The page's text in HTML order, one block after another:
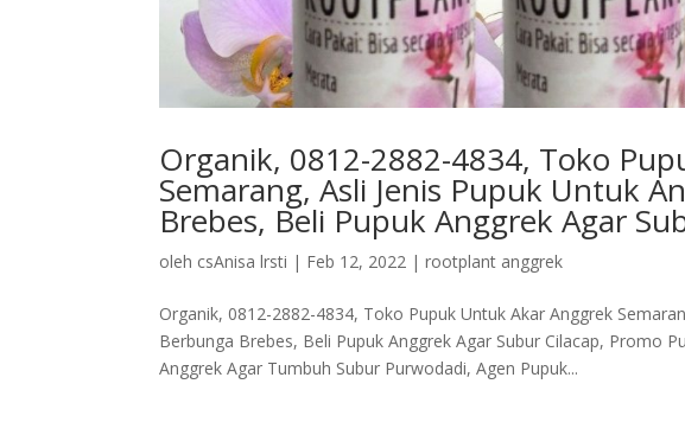
Organik, 0812-2882-4834, Toko
Semarang, Asli Jenis Pupuk Untuk
Brebes, Beli Pupuk Anggrek Agar
oleh csAnisa lrsti | Feb 12, 2022 |rootplant anggrek
Organik, 0812-2882-4834, Toko Pupuk Untuk Akar Anggrek
Berbunga Brebes, Beli Pupuk Anggrek Agar Subur Cilacap, Promo
Anggrek Agar Tumbuh Subur Purwodadi, Agen Pupuk...